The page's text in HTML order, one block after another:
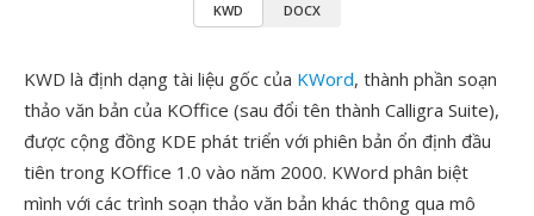
KWD DOCX
KWD là định dạng tài liệu gốc của KWord, thành phần soạn
thảo văn bản của KOffice (sau đổi tên thành Calligra Suite),
được cộng đồng KDE phát triển với phiên bản ổn định đầu
tiên trong KOffice 1.0 vào năm 2000. KWord phân biệt
mình với các trình soạn thảo văn bản khác thông qua mô